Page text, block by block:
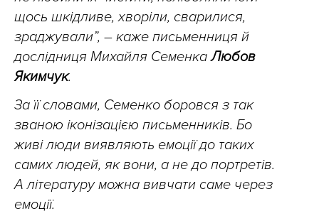
щось шкідливе, хворіли, сварилися,
зраджували”, – каже письменниця й
дослідниця Михайля СеменкаЛюбов
Якимчук.
За її словами, Семенко боровся з так
званою іконізацією письменників. Бо
живі люди виявляють емоції до таких
самих людей, як вони, а не до портретів.
А літературу можна вивчати саме через
емоції.